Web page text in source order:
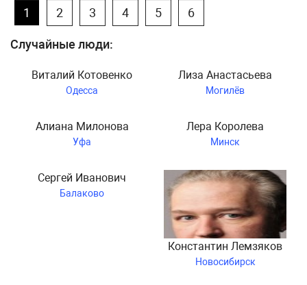
1 2 3 4 5 6
Случайные люди:
Виталий Котовенко
Одесса
Лиза Анастасьева
Могилёв
Алиана Милонова
Уфа
Лера Королева
Минск
Сергей Иванович
Балаково
Константин Лемзяков
Новосибирск